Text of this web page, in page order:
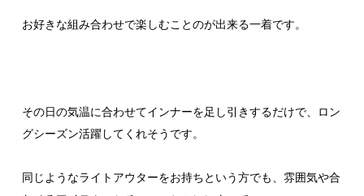
お好きな組み合わせで楽しむことのが出来る一着です。
その日の気温に合わせてインナーを足し引きするだけで、ロン
グシーズン活躍してくれそうです。
同じようなライトアウターをお持ちという方でも、雰囲気や合